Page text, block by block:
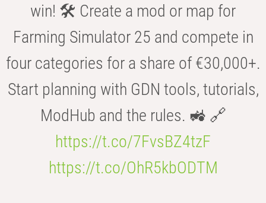
win! 🛠️ Create a mod or map for
Farming Simulator 25 and compete in
four categories for a share of €30,000+.
Start planning with GDN tools, tutorials,
ModHub and the rules. 🚜 🔗
https://t.co/7FvsBZ4tzF
https://t.co/OhR5kbODTM